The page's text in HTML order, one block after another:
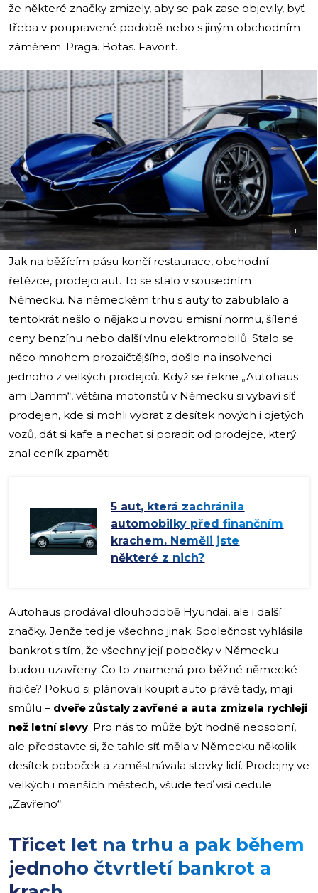
že některé značky zmizely, aby se pak zase objevily, byť
třeba v poupravené podobě nebo s jiným obchodním
záměrem. Praga. Botas. Favorit.
i
Jak na běžícím pásu končí restaurace, obchodní
řetězce, prodejci aut. To se stalo v sousedním
Německu. Na německém trhu s auty to zabublalo a
tentokrát nešlo o nějakou novou emisní normu, šílené
ceny benzínu nebo další vlnu elektromobilů. Stalo se
něco mnohem prozaičtějšího, došlo na insolvenci
jednoho z velkých prodejců. Když se řekne „Autohaus
am Damm“, většina motoristů v Německu si vybaví síť
prodejen, kde si mohli vybrat z desítek nových i ojetých
vozů, dát si kafe a nechat si poradit od prodejce, který
znal ceník zpaměti.
5 aut, která zachránila
automobilky před finančním
krachem. Neměli jste
některé z nich?
Autohaus prodával dlouhodobě Hyundai, ale i další
značky. Jenže teď je všechno jinak. Společnost vyhlásila
bankrot s tím, že všechny její pobočky v Německu
budou uzavřeny. Co to znamená pro běžné německé
řidiče? Pokud si plánovali koupit auto právě tady, mají
smůlu – dveře zůstaly zavřené a auta zmizela rychleji
než letní slevy. Pro nás to může být hodně neosobní,
ale představte si, že tahle síť měla v Německu několik
desítek poboček a zaměstnávala stovky lidí. Prodejny ve
velkých i menších městech, všude teď visí cedule
„Zavřeno“.
Třicet let na trhu a pak během
jednoho čtvrtletí bankrot a